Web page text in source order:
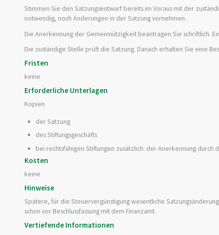
Stimmen Sie den Satzungsentwurf bereits im Voraus mit der
notwendig, noch Änderungen in der Satzung vornehmen.
Die Anerkennung der Gemeinnützigkeit beantragen Sie schriftlich.
Die zuständige Stelle prüft die Satzung. Danach erhalten Sie eine
Fristen
keine
Erforderliche Unterlagen
Kopien
der Satzung
des Stiftungsgeschäfts
bei rechtsfähigen Stiftungen zusätzlich: der Anerkennung durch
Kosten
keine
Hinweise
Spätere, für die Steuervergünstigung wesentliche
schon vor Beschlussfassung mit dem Finanzamt.
Vertiefende Informationen